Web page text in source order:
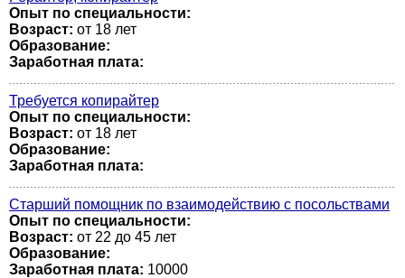
Опыт по специальности:
Возраст: от 18 лет
Образование:
Заработная плата:
Требуется копирайтер
Опыт по специальности:
Возраст: от 18 лет
Образование:
Заработная плата:
Старший помощник по взаимодействию с посольствами
Опыт по специальности:
Возраст: от 22 до 45 лет
Образование:
Заработная плата: 10000